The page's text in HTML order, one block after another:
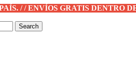
/ / ENVÍOS GRATIS DENTRO
Search